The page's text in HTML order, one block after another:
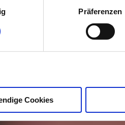
mit
haben oder
haben.
Präferenzen
Cookies